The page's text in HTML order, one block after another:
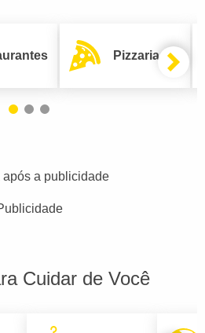
Pizzarias
após a publicidade
Cuidar de Você